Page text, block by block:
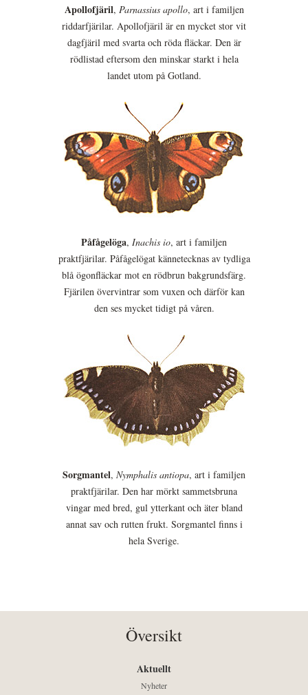
Apollofjäril, Parnassius apollo, art i familjen
riddarfjärilar. Apollofjäril är en mycket stor vit
dagfjäril med svarta och röda fläckar. Den är
rödlistad eftersom den minskar starkt i hela
landet utom på Gotland.
Påfågelöga, Inachis io, art i familjen
praktfjärilar. Påfågelögat kännetecknas av tydliga
blå ögonfläckar mot en rödbrun bakgrundsfärg.
Fjärilen övervintrar som vuxen och därför kan
den ses mycket tidigt på våren.
Sorgmantel, Nymphalis antiopa, art i familjen
praktfjärilar. Den har mörkt sammetsbruna
vingar med bred, gul ytterkant och äter bland
annat sav och rutten frukt. Sorgmantel finns i
hela Sverige.
Översikt
Aktuellt
Nyheter